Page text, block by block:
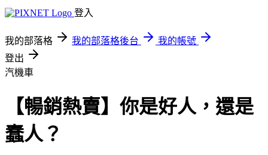
登入
我的部落格 我的部落格後台
我的帳號
登出
汽機車
【暢銷熱賣】你是好人，還是
蠢人？